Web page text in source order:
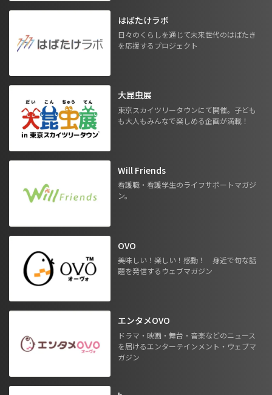
はばたけラボ
日々のくらしを通じて未来世代のはばたき
を応援するプロジェクト
大昆虫展
東京スカイツリータウンにて開催。子ども
も大人もみんなで楽しめる企画が満載！
Will Friends
看護職・看護学生のライフサポートマガジ
ン。
OVO
美味しい！楽しい！感動！ 身近で旬な話
題を発信するウェブマガジン
エンタメOVO
ドラマ・映画・舞台・音楽などのニュース
を届けるエンターテインメント・ウェブマ
ガジン